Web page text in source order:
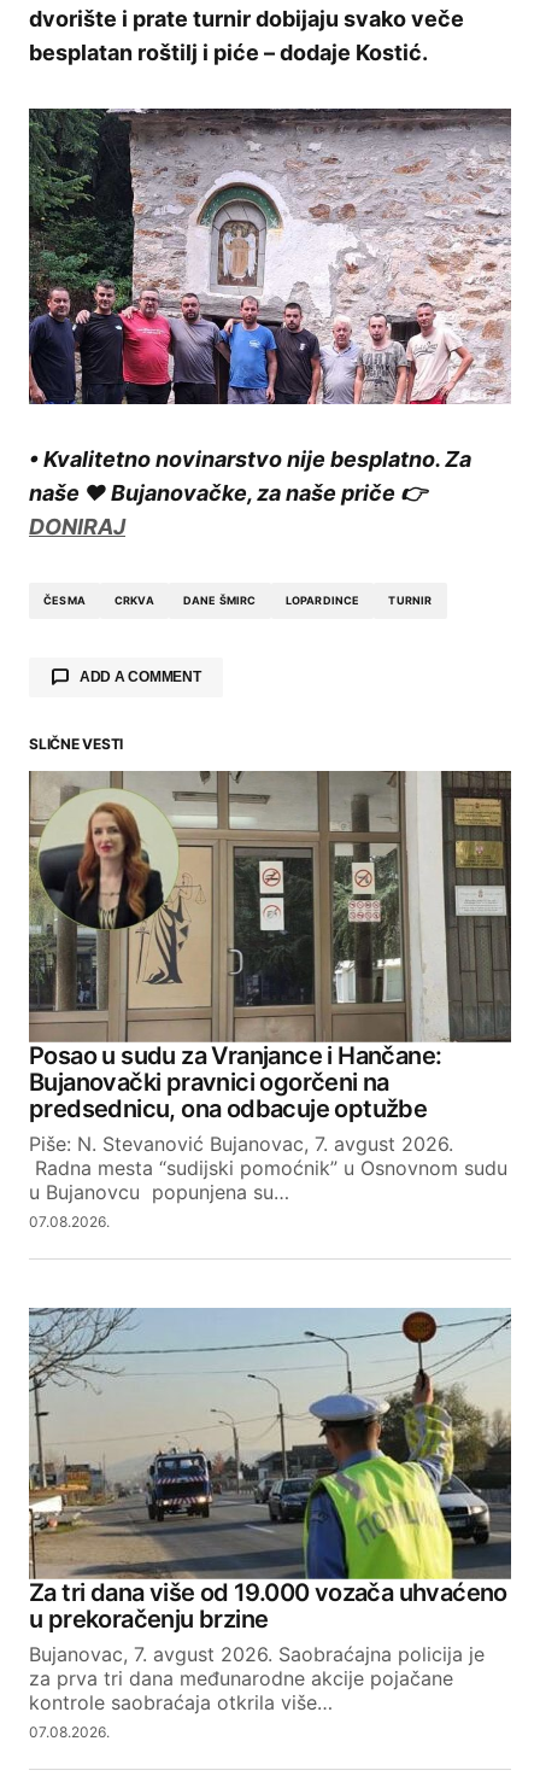
dvorište i prate turnir dobijaju svako veče
besplatan roštilj i piće – dodaje Kostić.
• Kvalitetno novinarstvo nije besplatno. Za
naše ❤️ Bujanovačke, za naše priče 👉
DONIRAJ
ČESMA CRKVA DANE ŠMIRC LOPARDINCE TURNIR
ADD A COMMENT
Your email address will not be published.
Required fields are marked
Comment*
Your Name
Your E-mail
SUBMIT COMMENT
SLIČNE VESTI
Posao u sudu za Vranjance i Hančane:
Bujanovački pravnici ogorčeni na
predsednicu, ona odbacuje optužbe
Piše: N. Stevanović Bujanovac, 7. avgust 2026.
Radna mesta “sudijski pomoćnik” u Osnovnom sudu
u Bujanovcu popunjena su…
07.08.2026.
Za tri dana više od 19.000 vozača uhvaćeno
u prekoračenju brzine
Bujanovac, 7. avgust 2026. Saobraćajna policija je
za prva tri dana međunarodne akcije pojačane
kontrole saobraćaja otkrila više…
07.08.2026.